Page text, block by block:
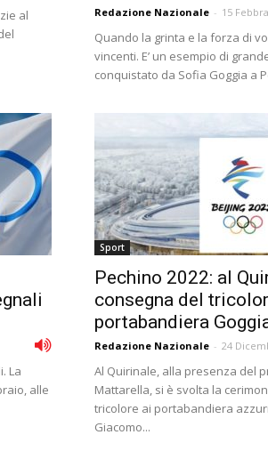
al
Redazione Nazionale - 15
Quando la grinta e la forza di
vincenti. E’ un esempio di
conquistato da Sofia Goggia a
La
alle
Sport
Pechino 2022: al
consegna del
portabandiera
Redazione Nazionale - 24
Al Quirinale, alla presenza del
Mattarella, si è svolta la
tricolore ai portabandiera
Giacomo...